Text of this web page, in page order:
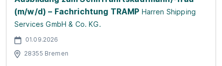
(m/w/d) – Fachrichtung TRAMP Harren Shipping
Services GmbH & Co. KG.
01.09.2026
28355 Bremen